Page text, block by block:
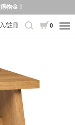
物金！
/註冊 0